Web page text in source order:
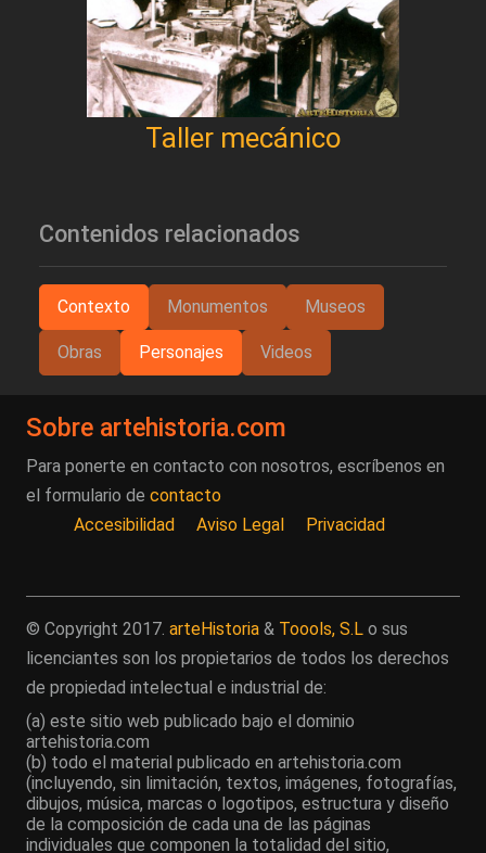
Taller mecánico
Contenidos relacionados
Contexto Monumentos Museos
Obras Personajes Videos
Sobre artehistoria.com
Para ponerte en contacto con nosotros, escríbenos en
el formulario de contacto
Accesibilidad
Aviso Legal Privacidad
© Copyright 2017. arteHistoria & Toools, S.L o sus
licenciantes son los propietarios de todos los derechos
de propiedad intelectual e industrial de:
(a) este sitio web publicado bajo el dominio
artehistoria.com
(b) todo el material publicado en artehistoria.com
(incluyendo, sin limitación, textos, imágenes, fotografías,
dibujos, música, marcas o logotipos, estructura y diseño
de la composición de cada una de las páginas
individuales que componen la totalidad del sitio,